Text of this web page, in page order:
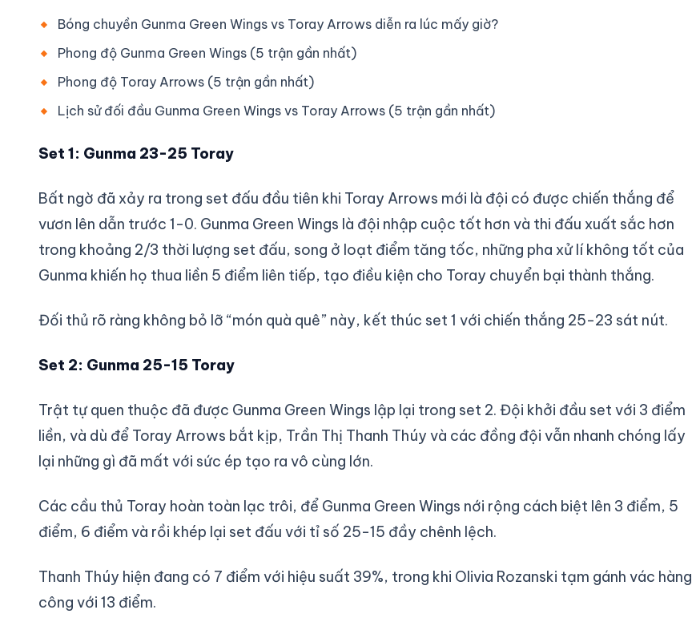
Bóng chuyền Gunma Green Wings vs Toray Arrows diễn ra lúc mấy giờ?
Phong độ Gunma Green Wings (5 trận gần nhất)
Phong độ Toray Arrows (5 trận gần nhất)
Lịch sử đối đầu Gunma Green Wings vs Toray Arrows (5 trận gần nhất)
Set 1: Gunma 23-25 Toray
Bất ngờ đã xảy ra trong set đấu đầu tiên khi Toray Arrows mới là đội có được chiến thắng để
vươn lên dẫn trước 1-0. Gunma Green Wings là đội nhập cuộc tốt hơn và thi đấu xuất sắc hơn
trong khoảng 2/3 thời lượng set đấu, song ở loạt điểm tăng tốc, những pha xử lí không tốt của
Gunma khiến họ thua liền 5 điểm liên tiếp, tạo điều kiện cho Toray chuyển bại thành thắng.
Đối thủ rõ ràng không bỏ lỡ “món quà quê” này, kết thúc set 1 với chiến thắng 25-23 sát nút.
Set 2: Gunma 25-15 Toray
Trật tự quen thuộc đã được Gunma Green Wings lập lại trong set 2. Đội khởi đầu set với 3 điểm
liền, và dù để Toray Arrows bắt kịp, Trần Thị Thanh Thúy và các đồng đội vẫn nhanh chóng lấy
lại những gì đã mất với sức ép tạo ra vô cùng lớn.
Các cầu thủ Toray hoàn toàn lạc trôi, để Gunma Green Wings nới rộng cách biệt lên 3 điểm, 5
điểm, 6 điểm và rồi khép lại set đấu với tỉ số 25-15 đầy chênh lệch.
Thanh Thúy hiện đang có 7 điểm với hiệu suất 39%, trong khi Olivia Rozanski tạm gánh vác hàng
công với 13 điểm.